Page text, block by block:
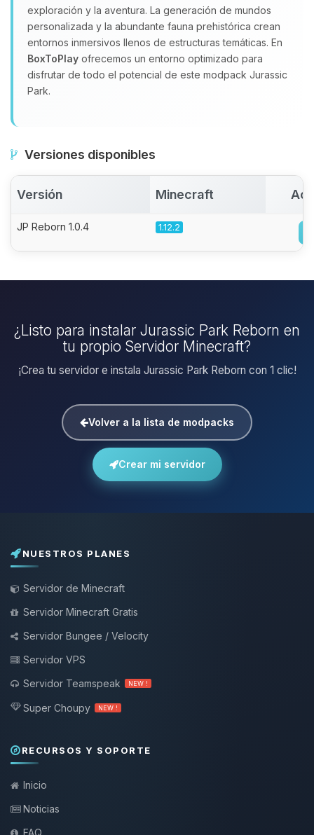
exploración y la aventura. La generación de mundos
personalizada y la abundante fauna prehistórica crean
entornos inmersivos llenos de estructuras temáticas. En
BoxToPlay ofrecemos un entorno optimizado para
disfrutar de todo el potencial de este modpack Jurassic
Park.
Versiones disponibles
Versión Minecraft
JP Reborn 1.0.4 1.12.2
¿Listo para instalar Jurassic Park Reborn en
tu propio Servidor Minecraft?
¡Crea tu servidor e instala Jurassic Park Reborn con 1 clic!
Volver a la lista de modpacks
Crear mi servidor
NUESTROS PLANES
Servidor de Minecraft
Servidor Minecraft Gratis
Servidor Bungee / Velocity
Servidor VPS
Servidor Teamspeak
NEW !
Super Choupy NEW !
RECURSOS Y SOPORTE
Inicio
Noticias
FAQ